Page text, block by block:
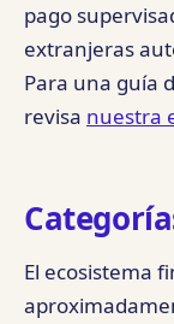
pago
extranjeras
Para una guía
revisa nuestra
El ecosistema